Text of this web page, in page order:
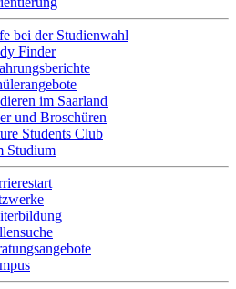
bei der Studienwahl
Finder
im Saarland
und Broschüren
Students Club
Studium